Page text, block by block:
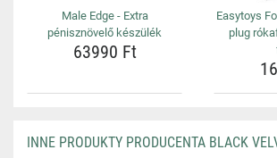
Male Edge - Extra
pénisznövelő készülék
63990 Ft
Easytoys
plug
INNE PRODUKTY PRODUCENTA BLACK